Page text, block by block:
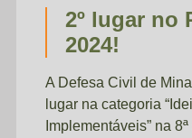
2º lugar no
2024!
A Defesa Civil de
lugar na categoria
Implementáveis” na